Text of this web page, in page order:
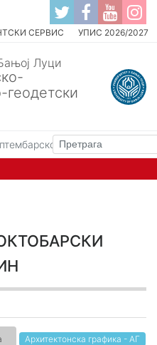
СЕРВИС УПИС 2026/2027
Луци
геодетски
октобарски рок,
Архитектонска графика - АГ